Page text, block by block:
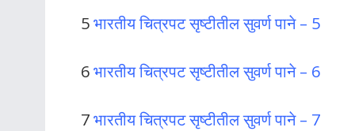
5भारतीय चित्रपट सृष्टीतील सुवर्ण पाने – 5
6भारतीय चित्रपट सृष्टीतील सुवर्ण पाने – 6
7भारतीय चित्रपट सृष्टीतील सुवर्ण पाने – 7